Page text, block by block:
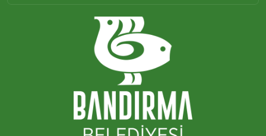
ORHANİYE MAHALLESİ
ÖMERLİ MAHALLESİ
PAŞAKENT MAHALLESİ